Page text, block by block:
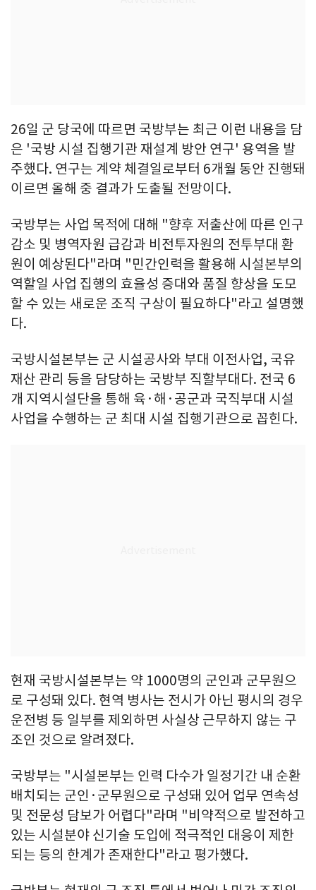
26일 군 당국에 따르면 국방부는 최근 이런 내용을 담
은 '국방 시설 집행기관 재설계 방안 연구' 용역을 발
주했다. 연구는 계약 체결일로부터 6개월 동안 진행돼
이르면 올해 중 결과가 도출될 전망이다.
국방부는 사업 목적에 대해 "향후 저출산에 따른 인구
감소 및 병역자원 급감과 비전투자원의 전투부대 환
원이 예상된다"라며 "민간인력을 활용해 시설본부의
역할일 사업 집행의 효율성 증대와 품질 향상을 도모
할 수 있는 새로운 조직 구상이 필요하다"라고 설명했
다.
국방시설본부는 군 시설공사와 부대 이전사업, 국유
재산 관리 등을 담당하는 국방부 직할부대다. 전국 6
개 지역시설단을 통해 육·해·공군과 국직부대 시설
사업을 수행하는 군 최대 시설 집행기관으로 꼽힌다.
현재 국방시설본부는 약 1000명의 군인과 군무원으
로 구성돼 있다. 현역 병사는 전시가 아닌 평시의 경우
운전병 등 일부를 제외하면 사실상 근무하지 않는 구
조인 것으로 알려졌다.
국방부는 "시설본부는 인력 다수가 일정기간 내 순환
배치되는 군인·군무원으로 구성돼 있어 업무 연속성
및 전문성 담보가 어렵다"라며 "비약적으로 발전하고
있는 시설분야 신기술 도입에 적극적인 대응이 제한
되는 등의 한계가 존재한다"라고 평가했다.